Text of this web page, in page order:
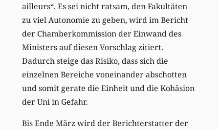
ailleurs“. Es sei nicht ratsam, den Fakultäten
zu viel Autonomie zu geben, wird im Bericht
der Chamberkommission der Einwand des
Ministers auf diesen Vorschlag zitiert.
Dadurch steige das Risiko, dass sich die
einzelnen Bereiche voneinander abschotten
und somit gerate die Einheit und die Kohäsion
der Uni in Gefahr.
Bis Ende März wird der Berichterstatter der